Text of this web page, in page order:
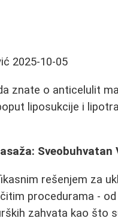
2025-10-05
znate o anticelulit
liposukcije i
Sveobuhvatan
rešenjem za
procedurama -
zahvata kao što